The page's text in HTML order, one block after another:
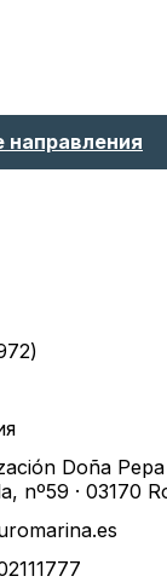
направления
Doña
nº59 · 03170